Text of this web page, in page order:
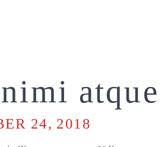
24, 2018